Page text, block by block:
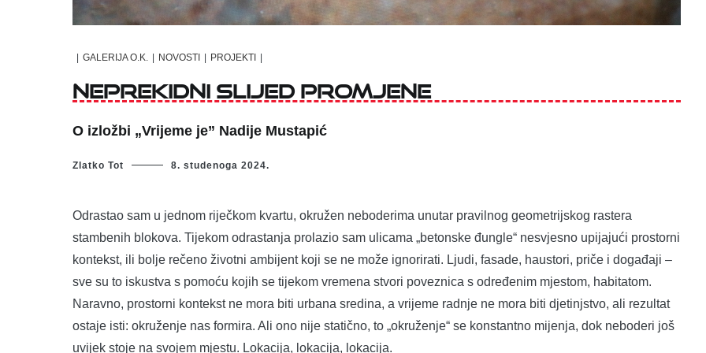
GALERIJA O.K. NOVOSTI PROJEKTI
Neprekidni slijed promjene
O izložbi „Vrijeme je” Nadije Mustapić
Zlatko Tot 8. studenoga 2024.
Odrastao sam u jednom riječkom kvartu, okružen neboderima unutar pravilnog geometrijskog rastera
stambenih blokova. Tijekom odrastanja prolazio sam ulicama „betonske đungle“ nesvjesno upijajući prostorni
kontekst, ili bolje rečeno životni ambijent koji se ne može ignorirati. Ljudi, fasade, haustori, priče i događaji –
sve su to iskustva s pomoću kojih se tijekom vremena stvori poveznica s određenim mjestom, habitatom.
Naravno, prostorni kontekst ne mora biti urbana sredina, a vrijeme radnje ne mora biti djetinjstvo, ali rezultat
ostaje isti: okruženje nas formira. Ali ono nije statično, to „okruženje“ se konstantno mijenja, dok neboderi još
uvijek stoje na svojem mjestu. Lokacija, lokacija, lokacija.